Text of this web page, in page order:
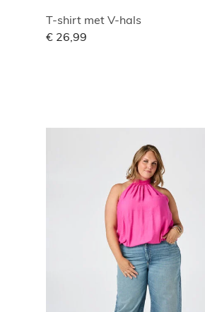
T-shirt met V-hals
€ 26,99